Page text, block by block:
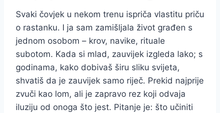
Svaki čovjek u nekom trenu ispriča vlastitu priču
o rastanku. I ja sam zamišljala život građen s
jednom osobom – krov, navike, rituale
subotom. Kada si mlad, zauvijek izgleda lako; s
godinama, kako dobivaš širu sliku svijeta,
shvatiš da je zauvijek samo riječ. Prekid najprije
zvuči kao lom, ali je zapravo rez koji odvaja
iluziju od onoga što jest. Pitanje je: što učiniti